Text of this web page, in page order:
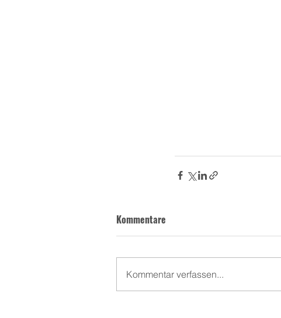
Kommentare
Kommentar verfassen...